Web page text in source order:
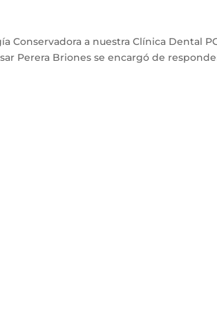
Conservadora a nuestra Clínica Dental
Perera Briones se encargó de